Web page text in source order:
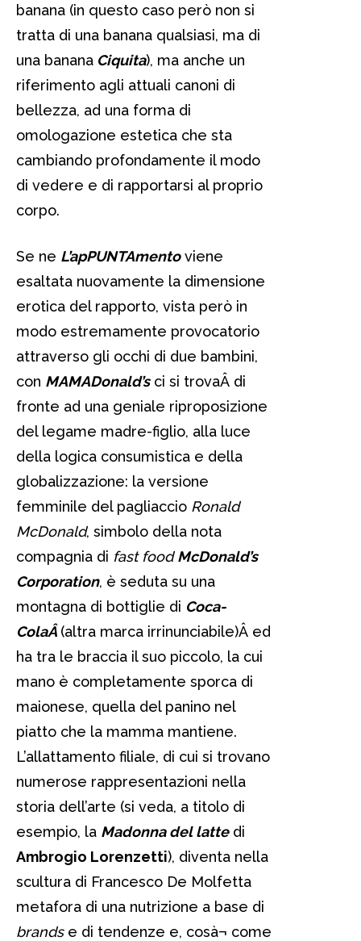
banana (in questo caso però non si
tratta di una banana qualsiasi, ma di
una banana Ciquita), ma anche un
riferimento agli attuali canoni di
bellezza, ad una forma di
omologazione estetica che sta
cambiando profondamente il modo
di vedere e di rapportarsi al proprio
corpo.
Se ne L’apPUNTAmentoviene
esaltata nuovamente la dimensione
erotica del rapporto, vista però in
modo estremamente provocatorio
attraverso gli occhi di due bambini,
con MAMADonald’sci si trovaÂ di
fronte ad una geniale riproposizione
del legame madre-figlio, alla luce
della logica consumistica e della
globalizzazione: la versione
femminile del pagliaccio Ronald
McDonald, simbolo della nota
compagnia di fast food McDonald’s
Corporation, è seduta su una
montagna di bottiglie di Coca-
ColaÂ(altra marca irrinunciabile)Â ed
ha tra le braccia il suo piccolo, la cui
mano è completamente sporca di
maionese, quella del panino nel
piatto che la mamma mantiene.
L’allattamento filiale, di cui si trovano
numerose rappresentazioni nella
storia dell’arte (si veda, a titolo di
esempio, la Madonna del lattedi
Ambrogio Lorenzetti), diventa nella
scultura di Francesco De Molfetta
metafora di una nutrizione a base di
brandse di tendenze e, cosà¬ come